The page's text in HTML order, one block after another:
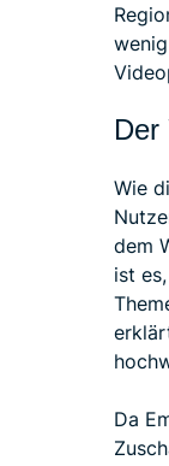
Der
Wie
dem
ist
Da